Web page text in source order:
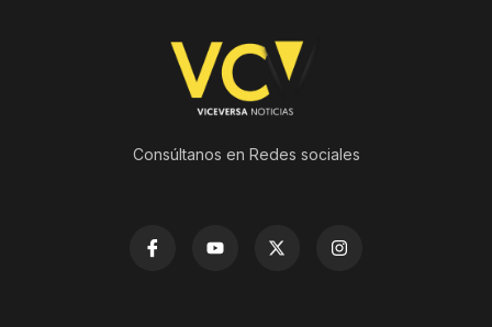
Consúltanos en Redes sociales